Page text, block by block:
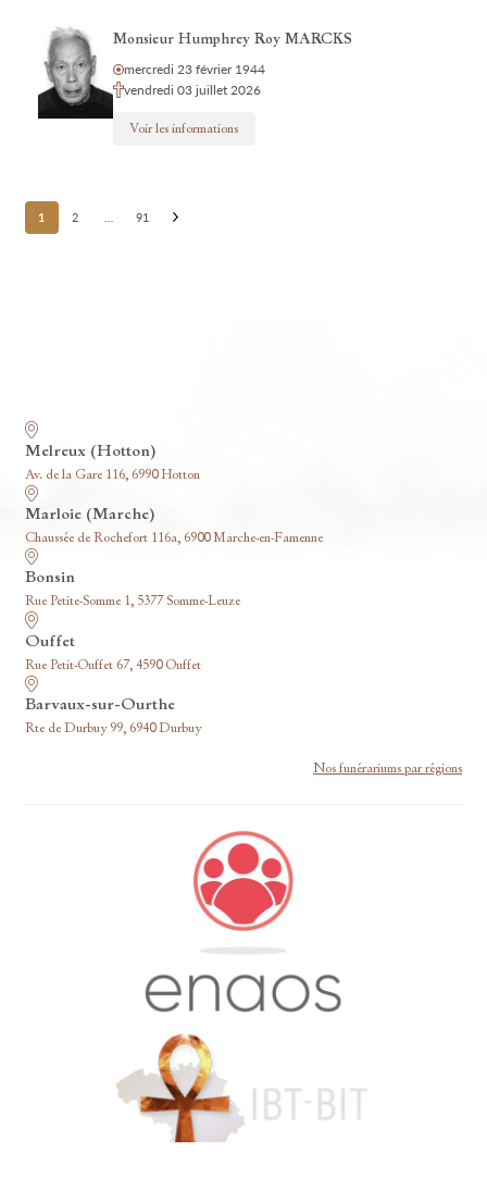
Monsieur Humphrey Roy MARCKS
mercredi 23 février 1944
vendredi 03 juillet 2026
Voir les informations
Posts
pagination
1 2 91
Melreux (Hotton)
Av. de la Gare 116, 6990 Hotton
Marloie (Marche)
Chaussée de Rochefort 116a, 6900 Marche-en-Famenne
Bonsin
Rue Petite-Somme 1, 5377 Somme-Leuze
Ouffet
Rue Petit-Ouffet 67, 4590 Ouffet
Barvaux-sur-Ourthe
Rte de Durbuy 99, 6940 Durbuy
Nos funérariums par régions